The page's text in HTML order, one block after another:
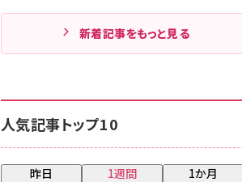
新着記事をもっと見る
人気記事トップ10
昨日 1週間 1か月